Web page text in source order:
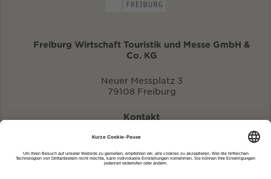
Freiburg Wirtschaft Touristik und Messe GmbH &
Co. KG
Neuer Messplatz 3
79108 Freiburg
Kontakt
eventportal@fwtm.de